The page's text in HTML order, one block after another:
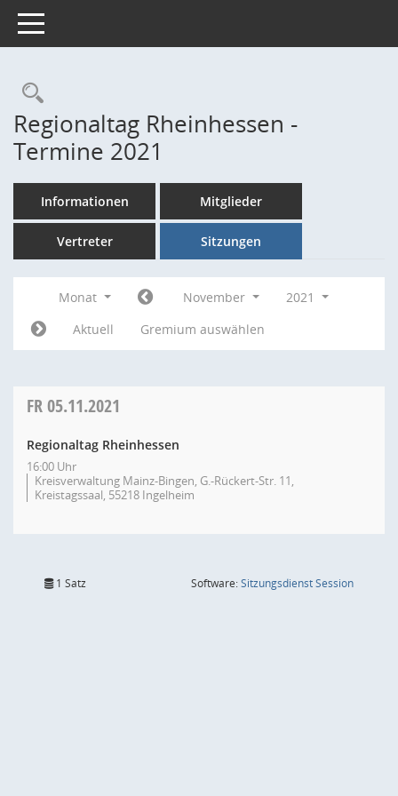
Toggle navigation
Rechercheauswahl
Regionaltag Rheinhessen -
Termine 2021
Informationen Mitglieder
Vertreter Sitzungen
Monat November
2021
Aktuell
Gremium auswählen
FR05.11.2021
Regionaltag Rheinhessen
16:00 Uhr
Kreisverwaltung Mainz-Bingen, G.-Rückert-Str. 11,
Kreistagssaal, 55218 Ingelheim
1 Satz Software:SitzungsdienstSession(Wird in